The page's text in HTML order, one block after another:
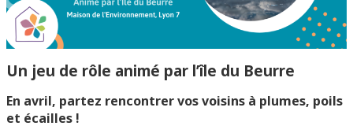
Un jeu de rôle animé par l’île du Beurre
En avril, partez rencontrer vos voisins à plumes, poils
et écailles !